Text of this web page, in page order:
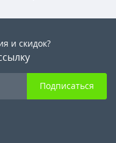
и скидок?
Подписаться